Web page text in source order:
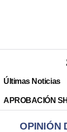
Últimas Noticias
APROBACIÓN
OPINIÓN